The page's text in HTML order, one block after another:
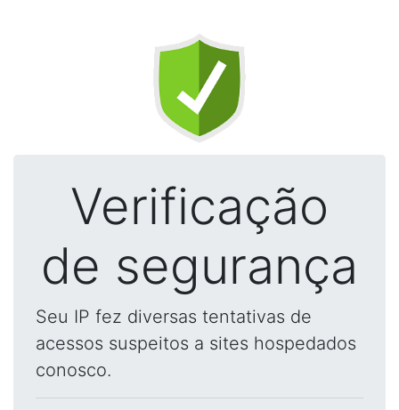
Verificação
de segurança
Seu IP fez diversas tentativas de
acessos suspeitos a sites hospedados
conosco.